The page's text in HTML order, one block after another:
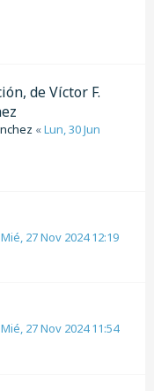
de Víctor F.
«Lun, 30 Jun
Mié, 27 Nov 2024 12:19
Mié, 27 Nov 2024 11:54